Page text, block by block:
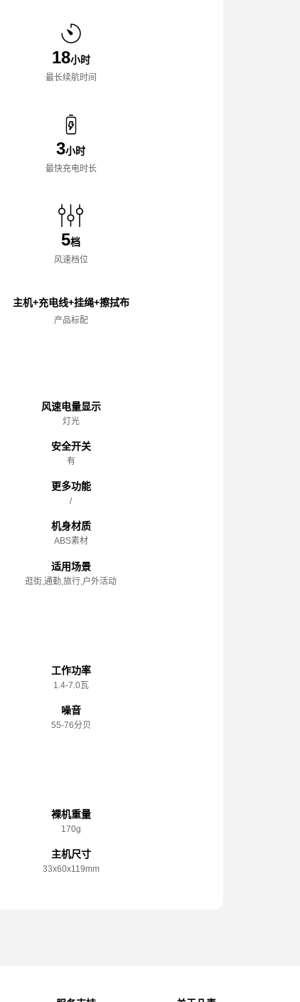
18小时
最长续航时间
3小时
最快充电时长
5档
风速档位
主机+充电线+挂绳+擦拭布
产品标配
风速电量显示
灯光
安全开关
有
更多功能
/
机身材质
ABS素材
适用场景
逛街,通勤,旅行,户外活动
工作功率
1.4-7.0瓦
噪音
55-76分贝
裸机重量
170g
主机尺寸
33x️60x️119mm